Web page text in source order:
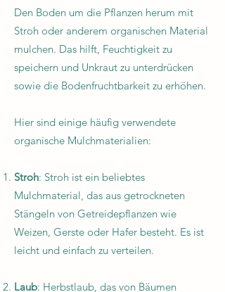
Den Boden um die Pflanzen herum mit
Stroh oder anderem organischen Material
mulchen. Das hilft, Feuchtigkeit zu
speichern und Unkraut zu unterdrücken
sowie die Bodenfruchtbarkeit zu erhöhen.
Hier sind einige häufig verwendete
organische Mulchmaterialien:
Stroh: Stroh ist ein beliebtes
Mulchmaterial, das aus getrockneten
Stängeln von Getreidepflanzen wie
Weizen, Gerste oder Hafer besteht. Es ist
leicht und einfach zu verteilen.
Laub: Herbstlaub, das von Bäumen